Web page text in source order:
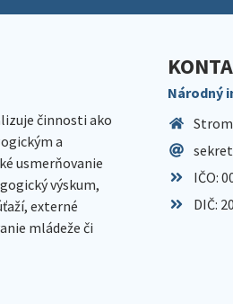
činnosti ako
a
usmerňovanie
výskum,
externé
mládeže či
Národný
IČO:
DIČ: